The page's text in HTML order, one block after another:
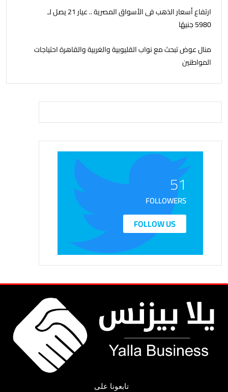
ارتفاع أسعار الذهب فى الأسواق المصرية .. عيار 21 يصل لـ
5980 جنيهًا
منال عوض تبحث مع نواب القليوبية والغربية والقاهرة احتياجات
المواطنين
51
FOLLOWERS
FOLLOW US
تابعونا على